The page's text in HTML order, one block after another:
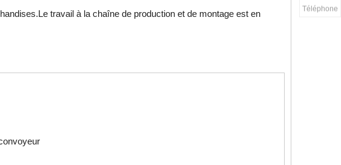
Téléphone
travail à la chaîne de production et de montage est en